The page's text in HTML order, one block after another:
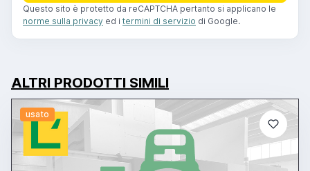
Questo sito è protetto da reCAPTCHA pertanto si applicano le
norme sulla privacy ed i termini di servizio di Google.
ALTRI PRODOTTI SIMILI
usato